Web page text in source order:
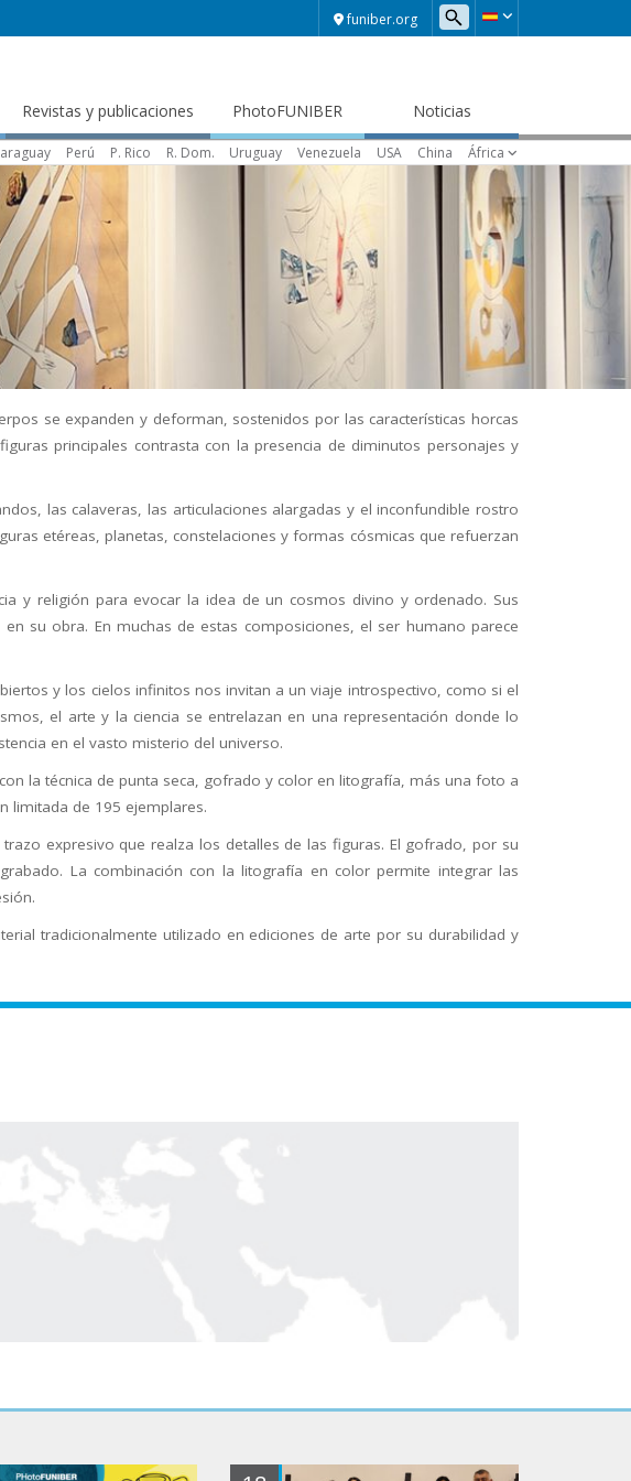
funiber.org
Revistas y publicaciones PhotoFUNIBER Noticias
Perú P. Rico R. Dom. Uruguay Venezuela USA China África
se expanden y deforman, sostenidos por las características horcas
principales contrasta con la presencia de diminutos personajes y
las calaveras, las articulaciones alargadas y el inconfundible rostro
etéreas, planetas, constelaciones y formas cósmicas que refuerzan
y religión para evocar la idea de un cosmos divino y ordenado. Sus
su obra. En muchas de estas composiciones, el ser humano parece
y los cielos infinitos nos invitan a un viaje introspectivo, como si el
el arte y la ciencia se entrelazan en una representación donde lo
en el vasto misterio del universo.
la técnica de punta seca, gofrado y color en litografía, más una foto a
limitada de 195 ejemplares.
expresivo que realza los detalles de las figuras. El gofrado, por su
La combinación con la litografía en color permite integrar las
tradicionalmente utilizado en ediciones de arte por su durabilidad y